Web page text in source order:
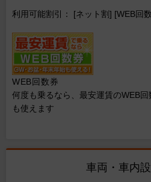
利用可能割引： [ネット割] [WEB回
WEB回数券
何度も乗るなら、最安運賃のWEB
も使えます
車両・車内